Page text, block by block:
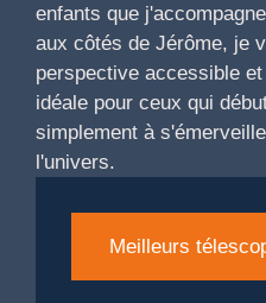
enfants que
aux côtés de Jérôme, je
perspective accessible
idéale pour ceux qui
simplement à
l'univers.
Meilleurs